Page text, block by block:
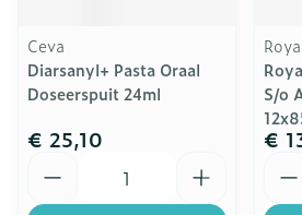
Ceva
Diarsanyl+ Pasta Oraal
Doseerspuit 24ml
€ 25,10
S/o
€